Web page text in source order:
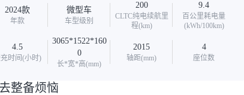
2024款
年款
微型车
车型级别
200
CLTC纯电续航里
程(km)
9.4
百公里耗电量
(kWh/100km)
4.5
时间(小时)
3065*1522*160
0
长*宽*高(mm)
2015
轴距(mm)
4
座位数
整备烦恼